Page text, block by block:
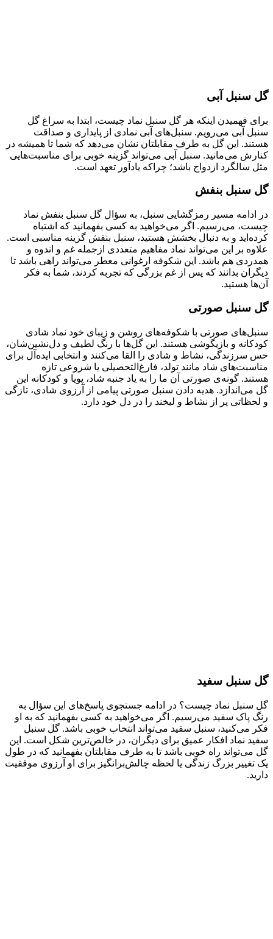
گل سنبل آبی
برای فهمیدن اینکه هر گل سنبل نماد چیست، ابتدا به سراغ گل
سنبل آبی می‌رویم. سنبل‌های آبی نمادی از پایداری و صداقت
هستند. این گل به طرف مقابلتان نشان می‌دهد که شما تا همیشه در
کنارش می‌مانید. سنبل آبی می‌تواند گزینه خوبی برای مناسبت‌هایی
مثل سالگرد ازدواج باشد؛ چراکه یادآور تعهد است.
گل سنبل بنفش
در ادامه مسیر رمزگشایی سنبل، به سؤال گل سنبل بنفش نماد
چیست، می‌رسیم. اگر می‌خواهید به کسی بفهمانید که اشتباه
کرده‌اید و به دنبال بخشش هستید، سنبل بنفش گزینه مناسبی است.
علاوه بر این می‌تواند نماد مفاهیم متعددی ازجمله غم و اندوه و
همدردی هم باشد. این شکوفه‌ ارغوانی معطر می‌تواند راهی باشد تا
دیگران بدانند که پس از غم بزرگی که تجربه کردند، شما به فکر
آن‌ها هستید.
گل سنبل صورتی
سنبل‌های صورتی با شکوفه‌های روشن و زیبای خود نماد شادی
کودکانه و بازیگوشی هستند. این گل‌ها با رنگ لطیف و دل‌نشین‌شان،
حس سرزندگی، نشاط و شادی را القا می‌کنند و انتخابی ایده‌آل برای
مناسبت‌های شاد مانند تولد، فارغ‌التحصیلی یا شروعی تازه
هستند. گونه‌ی صورتی آن ما را به یاد جنبه‌ شاد، پویا و کودکانه این
گل می‌اندازد. هدیه دادن سنبل صورتی پیامی از آرزوی شادی، تازگی
و لحظاتی پر از نشاط و لبخند را در دل خود دارد.
گل سنبل سفید
گل سنبل نماد چیست؟ در ادامه جستجوی پاسخ‌های این سؤال به
رنگ پاک سفید می‌رسیم. اگر می‌خواهید به کسی بفهمانید که به او
فکر می‌کنید، سنبل سفید می‌تواند انتخاب خوبی باشد. گل سنبل
سفید نماد افکار عمیق برای دیگران، در خالص‌ترین شکل است. این
گل می‌تواند راه خوبی باشد تا به طرف مقابلتان بفهمانید که در طول
یک تغییر بزرگ زندگی یا لحظه چالش‌برانگیز برای او آرزوی موفقیت
دارید.